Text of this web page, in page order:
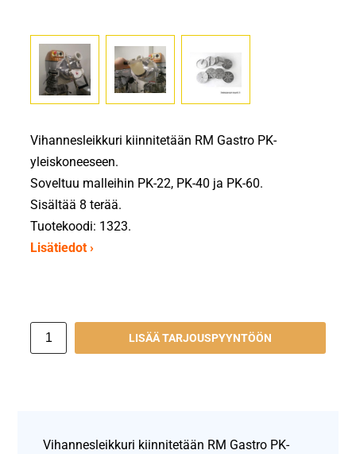
Vihannesleikkuri kiinnitetään RM Gastro PK-
yleiskoneeseen.
Soveltuu malleihin PK-22, PK-40 ja PK-60.
Sisältää 8 terää.
Tuotekoodi: 1323.
Lisätiedot ›
LISÄÄ TARJOUSPYYNTÖÖN
Vihannesleikkuri kiinnitetään RM Gastro PK-